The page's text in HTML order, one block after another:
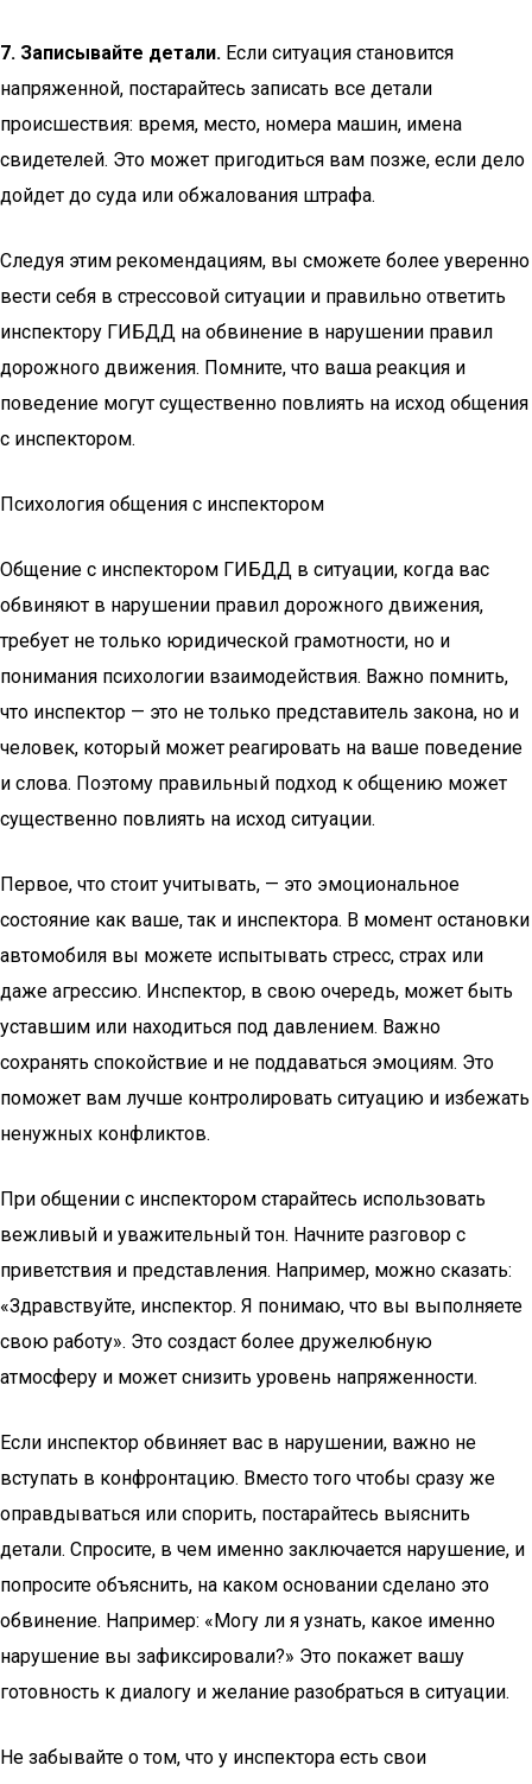
7. Записывайте детали. Если ситуация становится
напряженной, постарайтесь записать все детали
происшествия: время, место, номера машин, имена
свидетелей. Это может пригодиться вам позже, если дело
дойдет до суда или обжалования штрафа.
Следуя этим рекомендациям, вы сможете более уверенно
вести себя в стрессовой ситуации и правильно ответить
инспектору ГИБДД на обвинение в нарушении правил
дорожного движения. Помните, что ваша реакция и
поведение могут существенно повлиять на исход общения
с инспектором.
Психология общения с инспектором
Общение с инспектором ГИБДД в ситуации, когда вас
обвиняют в нарушении правил дорожного движения,
требует не только юридической грамотности, но и
понимания психологии взаимодействия. Важно помнить,
что инспектор — это не только представитель закона, но и
человек, который может реагировать на ваше поведение
и слова. Поэтому правильный подход к общению может
существенно повлиять на исход ситуации.
Первое, что стоит учитывать, — это эмоциональное
состояние как ваше, так и инспектора. В момент остановки
автомобиля вы можете испытывать стресс, страх или
даже агрессию. Инспектор, в свою очередь, может быть
уставшим или находиться под давлением. Важно
сохранять спокойствие и не поддаваться эмоциям. Это
поможет вам лучше контролировать ситуацию и избежать
ненужных конфликтов.
При общении с инспектором старайтесь использовать
вежливый и уважительный тон. Начните разговор с
приветствия и представления. Например, можно сказать:
«Здравствуйте, инспектор. Я понимаю, что вы выполняете
свою работу». Это создаст более дружелюбную
атмосферу и может снизить уровень напряженности.
Если инспектор обвиняет вас в нарушении, важно не
вступать в конфронтацию. Вместо того чтобы сразу же
оправдываться или спорить, постарайтесь выяснить
детали. Спросите, в чем именно заключается нарушение, и
попросите объяснить, на каком основании сделано это
обвинение. Например: «Могу ли я узнать, какое именно
нарушение вы зафиксировали?» Это покажет вашу
готовность к диалогу и желание разобраться в ситуации.
Не забывайте о том, что у инспектора есть свои